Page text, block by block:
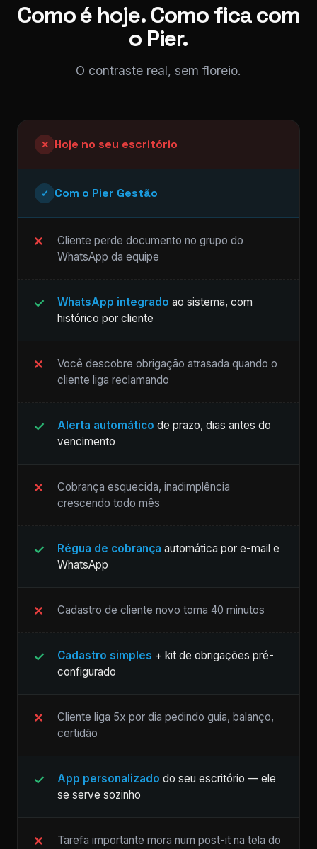
Como é hoje. Como fica com
o Pier.
O contraste real, sem floreio.
✕ Hoje no seu escritório
✓ Com o Pier Gestão
Cliente perde documento no grupo do
WhatsApp da equipe
WhatsApp integrado ao sistema, com
histórico por cliente
Você descobre obrigação atrasada quando o
cliente liga reclamando
Alerta automático de prazo, dias antes do
vencimento
Cobrança esquecida, inadimplência
crescendo todo mês
Régua de cobrança automática por e-mail e
WhatsApp
Cadastro de cliente novo toma 40 minutos
Cadastro simples + kit de obrigações pré-
configurado
Cliente liga 5x por dia pedindo guia, balanço,
certidão
App personalizado do seu escritório — ele
se serve sozinho
Tarefa importante mora num post-it na tela do